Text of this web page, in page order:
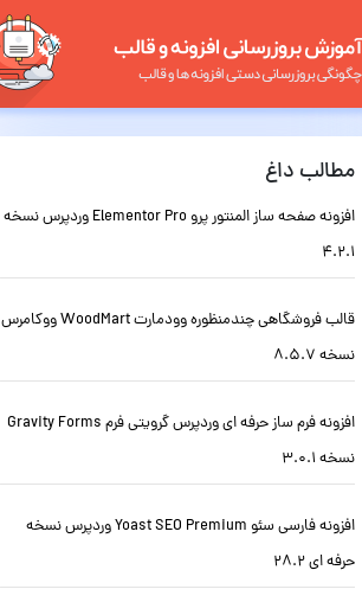
مطالب داغ
افزونه صفحه ساز المنتور پرو Elementor Pro وردپرس نسخه
4.2.1
قالب فروشگاهی چندمنظوره وودمارت WoodMart ووکامرس
نسخه 8.5.7
افزونه فرم ساز حرفه ای وردپرس گرویتی فرم Gravity Forms
نسخه 3.0.1
افزونه فارسی سئو Yoast SEO Premium وردپرس نسخه
حرفه ای 28.2